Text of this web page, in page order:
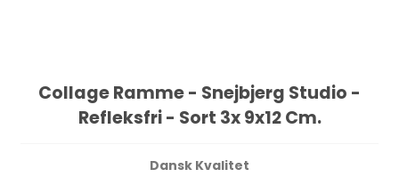
Collage Ramme - Snejbjerg Studio -
Refleksfri - Sort 3x 9x12 Cm.
Dansk Kvalitet